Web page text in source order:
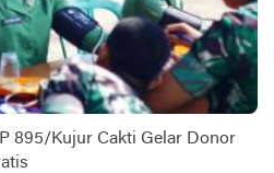
895/Kujur Cakti Gelar Donor